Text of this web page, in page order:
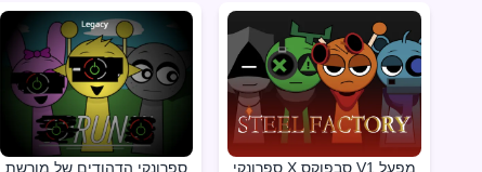
ספרונקי הדהודים של מורשת
ספרונקי X סבפוקס V1 מפעל